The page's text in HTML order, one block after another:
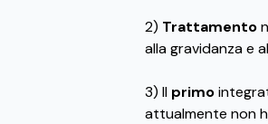
2) Trattamento
alla gravidanza e
3) Il primo
attualmente non